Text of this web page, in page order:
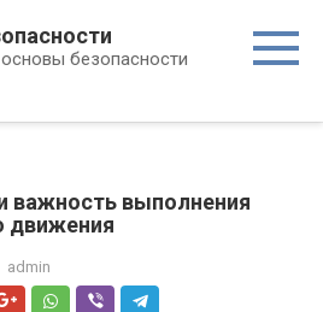
безопасности
важность выполнения
движения
admin